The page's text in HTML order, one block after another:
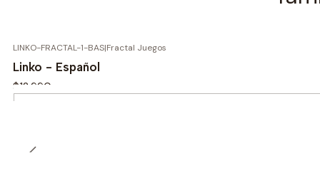
LINKO-FRACTAL-1-BAS|Fractal Juegos
Linko - Español
$12.990